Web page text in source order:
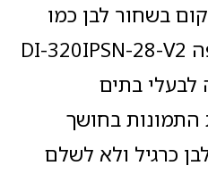
בשחור לבן כמו
שהורגלנו מצלמת כיפה DI-320IPSN-28-V2
לבעלי בתים
התמונות בחושך
כרגיל ולא לשלם